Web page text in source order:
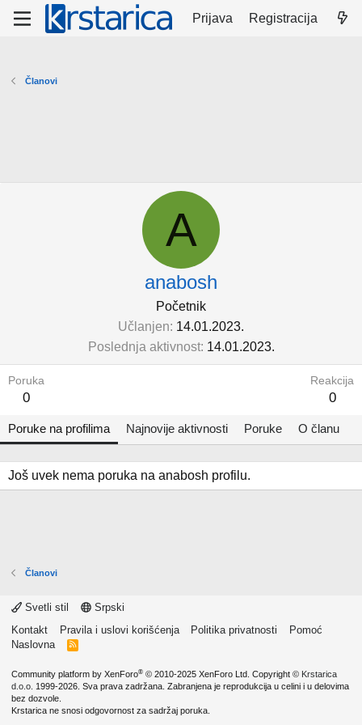
Prijava Registracija
Članovi
A
anabosh
Početnik
Učlanjen 14.01.2023.
Poslednja aktivnost 14.01.2023.
Poruka
0
Reakcija
0
Poruke na profilima Najnovije aktivnosti Poruke O članu
Još uvek nema poruka na anabosh profilu.
Članovi
Svetli stil
Srpski
Kontakt
Pravila i uslovi korišćenja Politika privatnosti
Pomoć
Naslovna
R
Community platform by XenForo® © 2010-2025 XenForo Ltd. Copyright © Krstarica
d.o.o. 1999-2026. Sva prava zadržana. Zabranjena je reprodukcija u celini i u delovima
bez dozvole.
Krstarica ne snosi odgovornost za sadržaj poruka.